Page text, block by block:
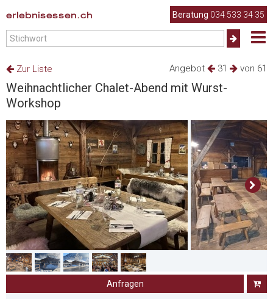
erlebnisessen.ch Beratung 034 533 34 35
Angebot 31 von 61
Zur Liste
Weihnachtlicher Chalet-Abend mit Wurst-
Workshop
Anfragen